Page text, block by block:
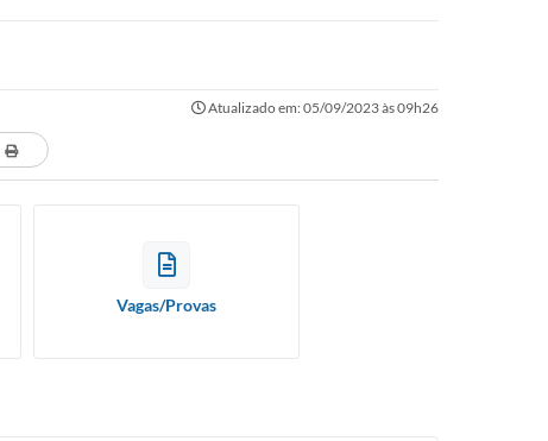
Atualizado em: 05/09/2023 às 09h26
Vagas/Provas